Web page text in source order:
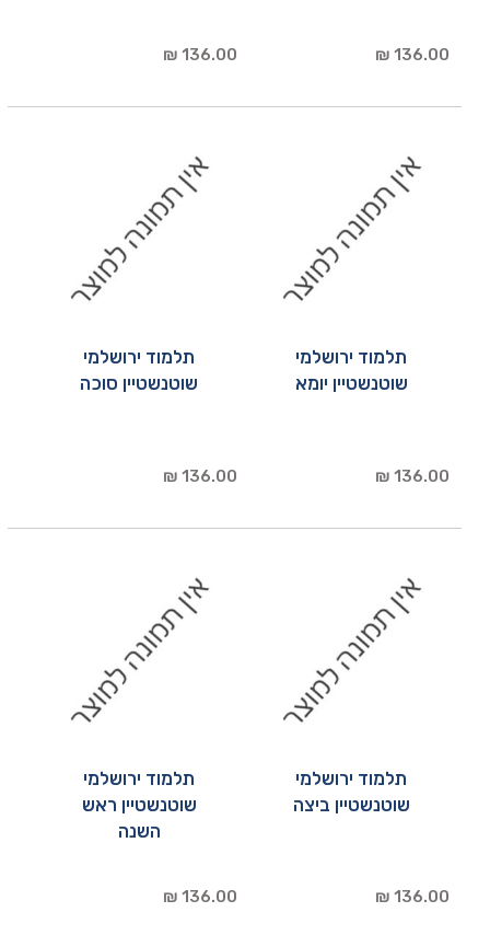
136.00 ₪
136.00 ₪
תלמוד ירושלמי
שוטנשטיין יומא
136.00 ₪
תלמוד ירושלמי
שוטנשטיין סוכה
136.00 ₪
תלמוד ירושלמי
שוטנשטיין ביצה
136.00 ₪
תלמוד ירושלמי
שוטנשטיין ראש
השנה
136.00 ₪